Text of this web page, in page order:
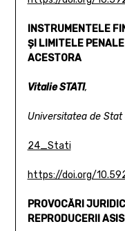
INSTRUMENTELE
ȘI LIMITELE
ACESTORA
Vitalie STATI,
Universitatea de Stat
24_Stati
https://doi.org/
PROVOCĂRI
REPRODUCERII